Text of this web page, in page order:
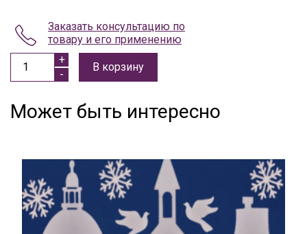
Заказать консультацию по
товару и его применению
В корзину
Может быть интересно